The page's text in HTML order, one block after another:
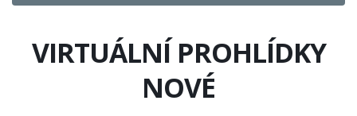
VIRTUÁLNÍ PROHLÍDKY
NOVÉ